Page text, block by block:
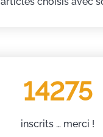
14275
inscrits … merci !